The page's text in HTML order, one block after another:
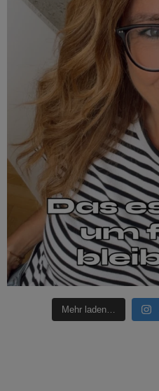
Mehr laden…